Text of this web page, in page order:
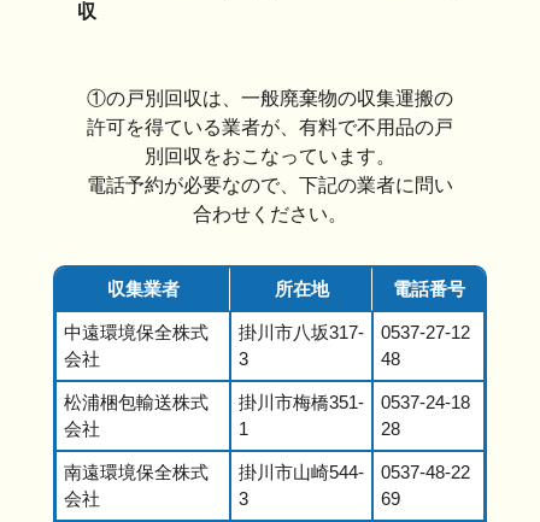
収
①の戸別回収は、一般廃棄物の収集運搬の
許可を得ている業者が、有料で不用品の戸
別回収をおこなっています。
電話予約が必要なので、下記の業者に問い
合わせください。
収集業者 所在地 電話番号
中遠環境保全株式
会社
掛川市八坂317-
3
0537-27-12
48
松浦梱包輸送株式
会社
掛川市梅橋351-
1
0537-24-18
28
南遠環境保全株式
会社
掛川市山崎544-
3
0537-48-22
69